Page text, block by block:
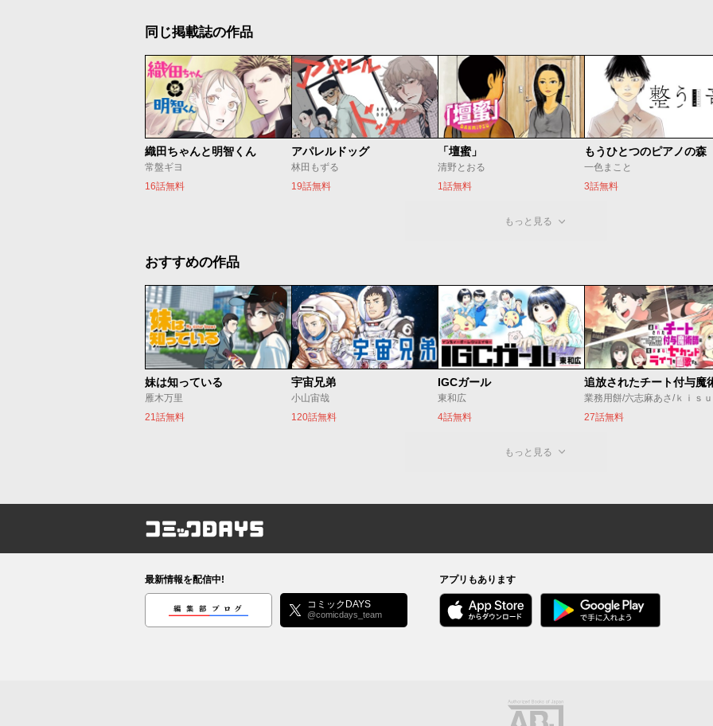
同じ掲載誌の作品
織田ちゃんと明智くん
常盤ギヨ
16話無料
アパレルドッグ
林田もずる
19話無料
「壇蜜」
清野とおる
1話無料
一色まこと
3話無料
もっと見る
おすすめの作品
妹は知っている
雁木万里
21話無料
宇宙兄弟
小山宙哉
120話無料
IGCガール
東和広
4話無料
業務用餅/六志麻あさ/ｋｉｓｕ
27話無料
もっと見る
コミックDAYS
最新情報を配信中!
編集部ブログ コミックDAYS
@comicdays_team
アプリもあります